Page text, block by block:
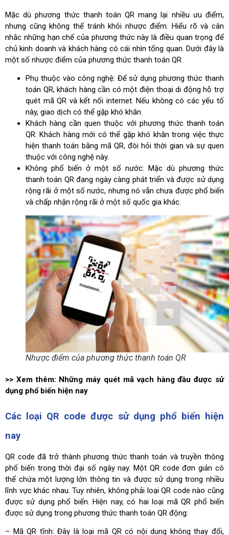
Mặc dù phương thức thanh toán QR mang lại nhiều ưu điểm,
nhưng cũng không thể tránh khỏi nhược điểm. Hiểu rõ và cân
nhắc những hạn chế của phương thức này là điều quan trọng để
chủ kinh doanh và khách hàng có cái nhìn tổng quan. Dưới đây là
một số nhược điểm của phương thức thanh toán QR.
Phụ thuộc vào công nghệ: Để sử dụng phương thức thanh
toán QR, khách hàng cần có một điện thoại di động hỗ trợ
quét mã QR và kết nối internet. Nếu không có các yếu tố
này, giao dịch có thể gặp khó khăn.
Khách hàng cần quen thuộc với phương thức thanh toán
QR: Khách hàng mới có thể gặp khó khăn trong việc thực
hiện thanh toán bằng mã QR, đòi hỏi thời gian và sự quen
thuộc với công nghệ này.
Không phổ biến ở một số nước: Mặc dù phương thức
thanh toán QR đang ngày càng phát triển và được sử dụng
rộng rãi ở một số nước, nhưng nó vẫn chưa được phổ biến
và chấp nhận rộng rãi ở một số quốc gia khác.
Nhược điểm của phương thức thanh toán QR
>> Xem thêm: Những máy quét mã vạch hàng đầu được sử
dụng phổ biến hiện nay
Các loại QR code được sử dụng phổ biến hiện
nay
QR code đã trở thành phương thức thanh toán và truyền thông
phổ biến trong thời đại số ngày nay. Một QR code đơn giản có
thể chứa một lượng lớn thông tin và được sử dụng trong nhiều
lĩnh vực khác nhau. Tuy nhiên, không phải loại QR code nào cũng
được sử dụng phổ biến. Hiện nay, có hai loại mã QR phổ biến
được sử dụng trong phương thức thanh toán QR động:
– Mã QR tĩnh: Đây là loại mã QR có nội dung không thay đổi,